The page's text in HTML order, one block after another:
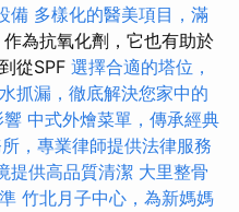
備 多樣化的醫美項目，滿
作為抗氧化劑，它也有助於
從SPF 選擇合適的塔位，
抓漏，徹底解決您家中的
響 中式外燴菜單，傳承經典
，專業律師提供法律服務
提供高品質清潔 大里整骨
竹北月子中心，為新媽媽